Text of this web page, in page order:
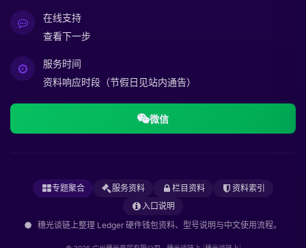
在线支持
查看下一步
服务时间
资料响应时段（节假日见站内通告）
微信
专题聚合 服务资料 栏目资料
资料索引
入口说明
穗光谈链上整理 Ledger 硬件钱包资料、型号说明与中文使用流程。